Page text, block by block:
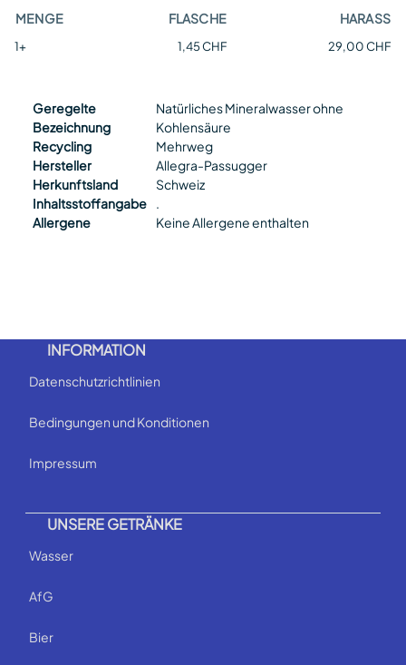
MENGE FLASCHE HARASS
1+ 1,45 CHF 29,00 CHF
Geregelte
Bezeichnung
Natürliches Mineralwasser ohne
Kohlensäure
Recycling
Mehrweg
Hersteller
Allegra-Passugger
Herkunftsland
Schweiz
Inhaltsstoffangabe
.
Allergene
Keine Allergene enthalten
INFORMATION
Datenschutzrichtlinien
Bedingungen und Konditionen
Impressum
UNSERE GETRÄNKE
Wasser
AfG
Bier